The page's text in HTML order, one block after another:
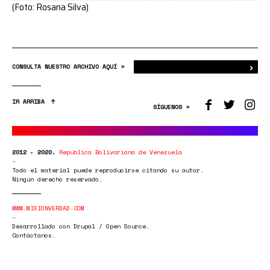
(Foto: Rosana Silva)
CONSULTA NUESTRO ARCHIVO AQUÍ > ›
IR ARRIBA
SÍGUENOS >
2012 - 2020. República Bolivariana de Venezuela
Todo el material puede reproducirse citando su autor.
Ningún derecho reservado.
WWW.MISIONVERDAD.COM
Desarrollado con Drupal / Open Source.
Contáctanos.